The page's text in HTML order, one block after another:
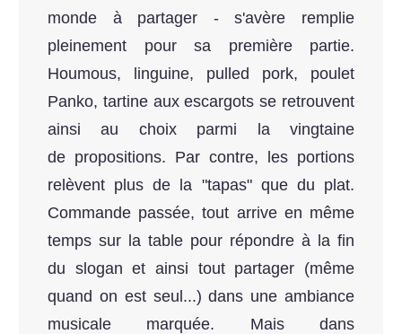
monde à partager - s'avère remplie
pleinement pour sa première partie.
Houmous, linguine, pulled pork, poulet
Panko, tartine aux escargots se retrouvent
ainsi au choix parmi la vingtaine
de propositions. Par contre, les portions
relèvent plus de la "tapas" que du plat.
Commande passée, tout arrive en même
temps sur la table pour répondre à la fin
du slogan et ainsi tout partager (même
quand on est seul...) dans une ambiance
musicale marquée. Mais dans